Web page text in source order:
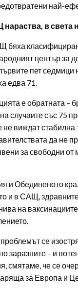
най-
в света
бяха
център за
пет
едва 71.
е обратната
случаите със 75
виждат
да не
за свободни
и Обединеното
и в САЩ,
на
се
заразните – и
смятаме, че се
за Европа и